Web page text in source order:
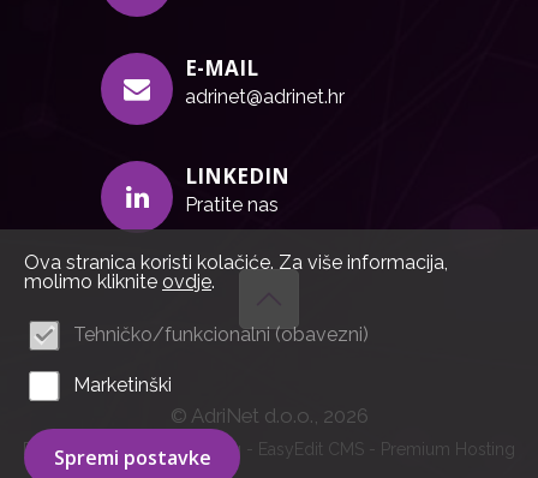
E-MAIL
adrinet@adrinet.hr
LINKEDIN
Pratite nas
© AdriNet d.o.o., 2026
Powered by WEB Marketing - EasyEdit CMS - Premium Hosting
Ova stranica koristi kolačiće. Za više informacija,
molimo kliknite ovdje.
Tehničko/funkcionalni (obavezni)
Marketinški
Spremi postavke